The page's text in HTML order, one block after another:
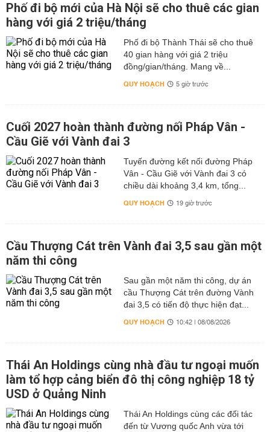
Phố đi bộ mới của Hà Nội sẽ cho thuê các gian
hàng với giá 2 triệu/tháng
Phố đi bộ Thành Thái sẽ cho thuê
40 gian hàng với giá 2 triệu
đồng/gian/tháng. Mang về...
QUY HOẠCH 5 giờ trước
Cuối 2027 hoàn thành đường nối Pháp Vân -
Cầu Giẽ với Vành đai 3
Tuyến đường kết nối đường Pháp
Vân - Cầu Giẽ với Vành đai 3 có
chiều dài khoảng 3,4 km, tổng...
QUY HOẠCH 19 giờ trước
Cầu Thượng Cát trên Vành đai 3,5 sau gần một
năm thi công
Sau gần một năm thi công, dự án
cầu Thượng Cát trên đường Vành
đai 3,5 có tiến độ thực hiện đạt...
QUY HOẠCH 10:42 | 08/08/2026
Thái An Holdings cùng nhà đầu tư ngoại muốn
làm tổ hợp cảng biển đô thị công nghiệp 18 tỷ
USD ở Quảng Ninh
Thái An Holdings cùng các đối tác
đến từ Vương quốc Anh vừa tới